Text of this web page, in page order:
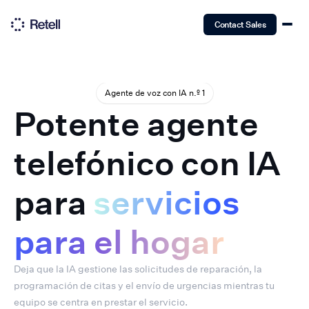
Contact Sales
Agente de voz con IA n.º 1
Potente agente
telefónico con IA
para servicios
para el hogar
Deja que la IA gestione las solicitudes de reparación, la
programación de citas y el envío de urgencias mientras tu
equipo se centra en prestar el servicio.